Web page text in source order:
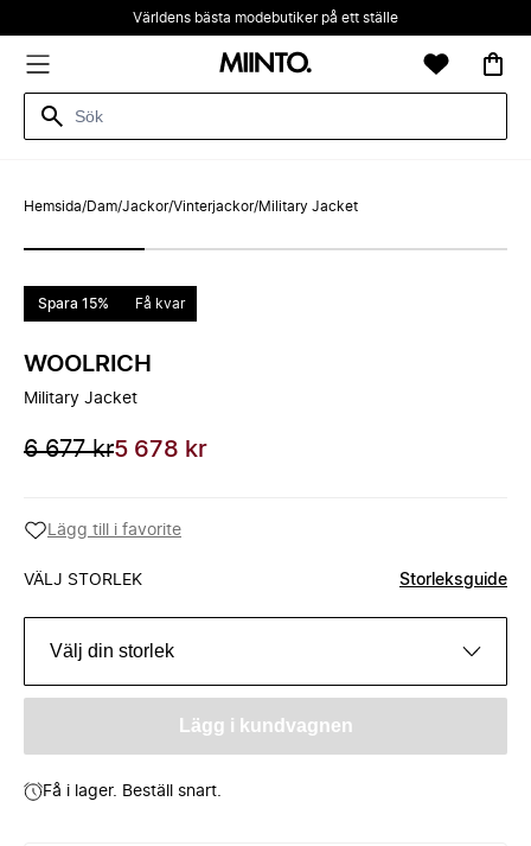
Världens bästa modebutiker på ett ställe
Hemsida/Dam/Jackor/Vinterjackor/Military Jacket
Spara 15% Få kvar
WOOLRICH
Military Jacket
6 677 kr5 678 kr
Lägg till i favorite
VÄLJ STORLEK Storleksguide
Välj din storlek
Lägg i kundvagnen
Få i lager. Beställ snart.